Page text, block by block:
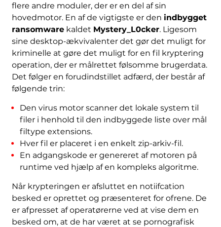
flere andre moduler, der er en del af sin
hovedmotor. En af de vigtigste er den indbygget
ransomwarekaldet Mystery_L0cker. Ligesom
sine desktop-ækvivalenter det gør det muligt for
kriminelle at gøre det muligt for en fil kryptering
operation, der er målrettet følsomme brugerdata.
Det følger en forudindstillet adfærd, der består af
følgende trin:
Den virus motor scanner det lokale system til
filer i henhold til den indbyggede liste over mål
filtype extensions.
Hver fil er placeret i en enkelt zip-arkiv-fil.
En adgangskode er genereret af motoren på
runtime ved hjælp af en kompleks algoritme.
Når krypteringen er afsluttet en notiifcation
besked er oprettet og præsenteret for ofrene. De
er afpresset af operatørerne ved at vise dem en
besked om, at de har været at se pornografisk